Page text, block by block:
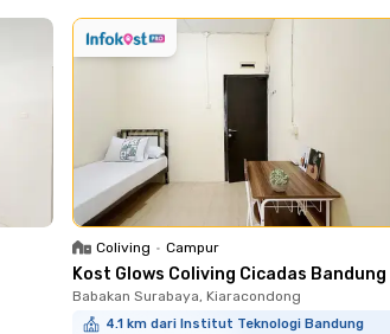
Coliving • Campur
Kost Glows Coliving Cicadas Bandung
Babakan Surabaya, Kiaracondong
4.1 km dari Institut Teknologi Bandung